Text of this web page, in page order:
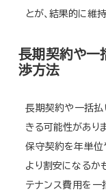
とが、結果的に維
長期契約や一
渉方法
長期契約や一括払
きる可能性がありま
保守契約を年単位
より割安になるか
テナンス費用を一